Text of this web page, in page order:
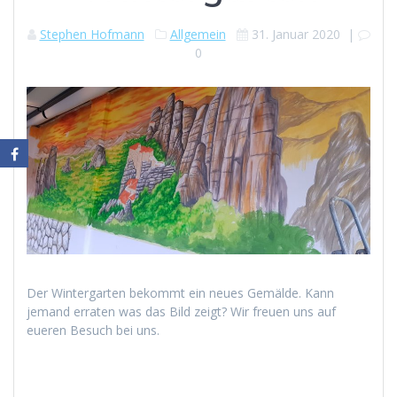
Stephen Hofmann Allgemein 31. Januar 2020 |
0
Der Wintergarten bekommt ein neues Gemälde. Kann
jemand erraten was das Bild zeigt? Wir freuen uns auf
eueren Besuch bei uns.